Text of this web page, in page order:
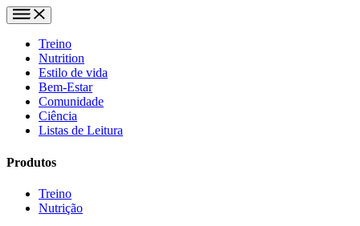
Treino
Nutrition
Estilo de vida
Bem-Estar
Comunidade
Ciência
Listas de Leitura
Produtos
Treino
Nutrição